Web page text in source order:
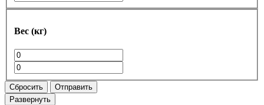
Вес (кг)
Сбросить
Отправить
Развернуть